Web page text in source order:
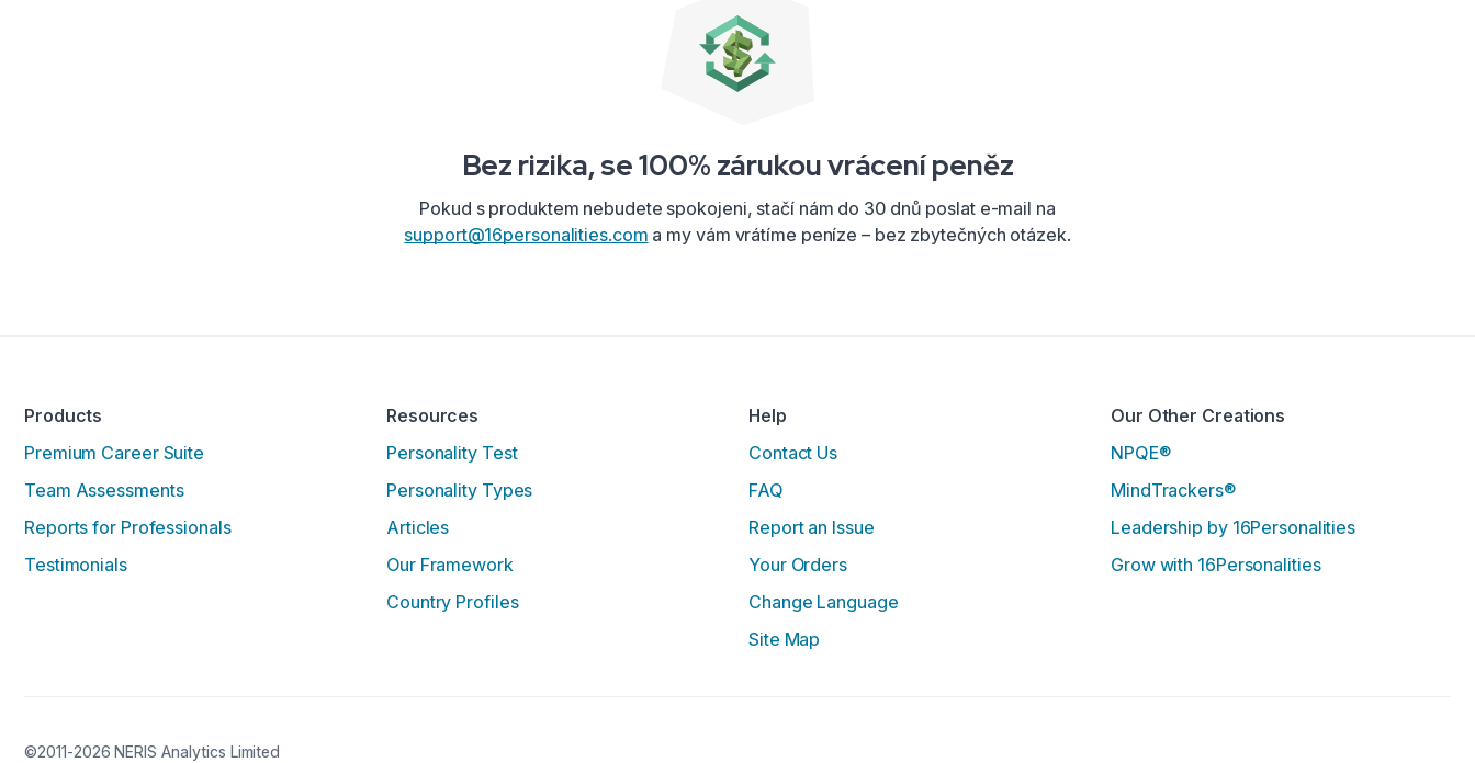
Bez rizika, se 100% zárukou vrácení peněz
Pokud s produktem nebudete spokojeni, stačí nám do 30 dnů poslat e-mail na
support@16personalities.com a my vám vrátíme peníze – bez zbytečných otázek.
Products
Premium Career Suite
Team Assessments
Reports for Professionals
Testimonials
Resources
Personality Test
Personality Types
Articles
Our Framework
Country Profiles
Help
Contact Us
FAQ
Report an Issue
Your Orders
Change Language
Site Map
Our Other Creations
NPQE®
MindTrackers®
Leadership by 16Personalities
Grow with 16Personalities
©2011-2026 NERIS Analytics Limited